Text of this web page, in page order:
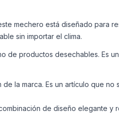
mechero está diseñado para
sin importar el clima.
de productos desechables. Es
la marca. Es un artículo que
de diseño elegante